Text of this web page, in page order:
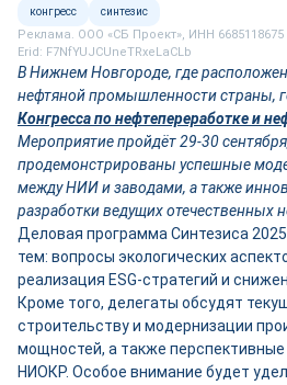
конгресс синтезис
Реклама. ООО «СБ Проект», ИНН 6685118675
Erid: F7NfYUJCUneTRxeLaCLb
В Нижнем Новгороде, где
нефтяной промышленности страны,
Конгресса по нефтепереработке и
Мероприятие пройдёт 29-30
продемонстрированы успешные
между НИИ и заводами, а также
разработки ведущих отечественных
Деловая программа Синтезиса
тем: вопросы экологических
реализация ESG-стратегий и
Кроме того, делегаты обсудят
строительству и модернизации
мощностей, а также
НИОКР. Особое внимание будет